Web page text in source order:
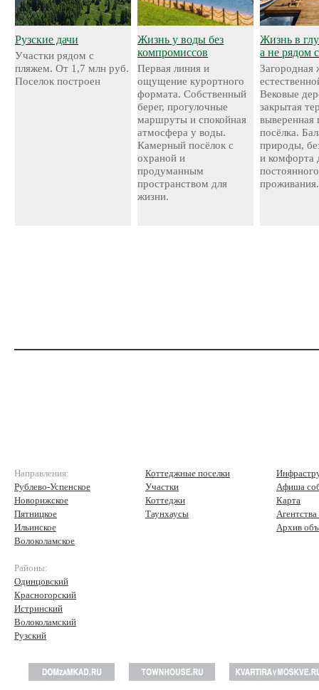
Рузские дачи
Участки рядом с
пляжем. От 1,7 млн руб.
Поселок построен
Жизнь у воды без
компромиссов
Первая линия и
ощущение курортного
формата. Собственный
берег, прогулочные
маршруты и спокойная
атмосфера у воды.
Камерный посёлок с
охраной и
продуманным
пространством для
жизни.
Жизнь в
а не рядом
Загородная
Вековые
закрытая
выверенная
посёлка.
природы,
и комфорта
постоянного
проживания.
Направления:
Рублево-Успенское
Новорижское
Пятницкое
Ильинское
Волоколамское
Районы:
Одинцовский
Красногорский
Истринский
Волоколамский
Рузский
Коттеджные поселки
Участки
Коттеджи
Таунхаусы
Афиша
Карта
Архив